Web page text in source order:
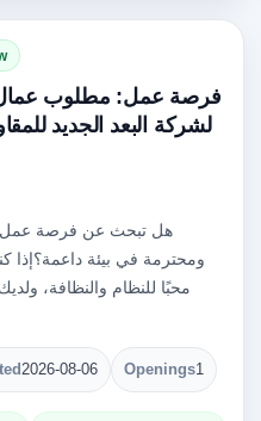
فرصة عمل: مطلوب عمال
لشركة البعد الجديد
ومحترمة في بيئة داعمة؟إذا
محبًا للنظام والنظافة،
2026-08-06 Openings1